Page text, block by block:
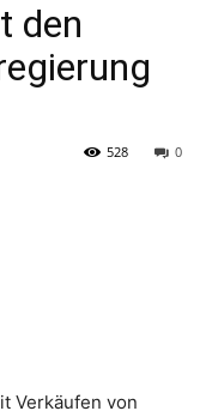
den
0
528
Verkäufen von